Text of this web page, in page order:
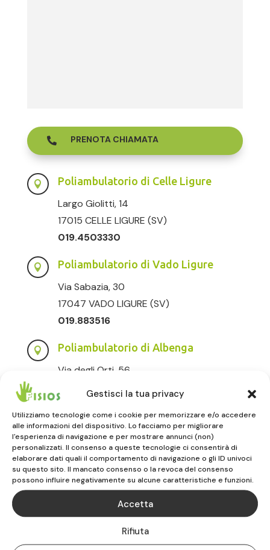
Gestisci la tua privacy
Utilizziamo tecnologie come i cookie per memorizzare e/o accedere
alle informazioni del dispositivo. Lo facciamo per migliorare
l'esperienza di navigazione e per mostrare annunci (non)
personalizzati. Il consenso a queste tecnologie ci consentirà di
elaborare dati quali il comportamento di navigazione o gli ID univoci
su questo sito. Il mancato consenso o la revoca del consenso
possono influire negativamente su alcune caratteristiche e funzioni.
Accetta
Rifiuta
 PRENOTA CHIAMATA
 Poliambulatorio di Celle Ligure
Largo Giolitti, 14
17015 CELLE LIGURE (SV)
019.4503330
 Poliambulatorio di Vado Ligure
Via Sabazia, 30
17047 VADO LIGURE (SV)
019.883516
 Poliambulatorio di Albenga
Via degli Orti, 56
0182.232020
FISIOS
ALBENGA | VADO LIGURE | CELLE LIGURE